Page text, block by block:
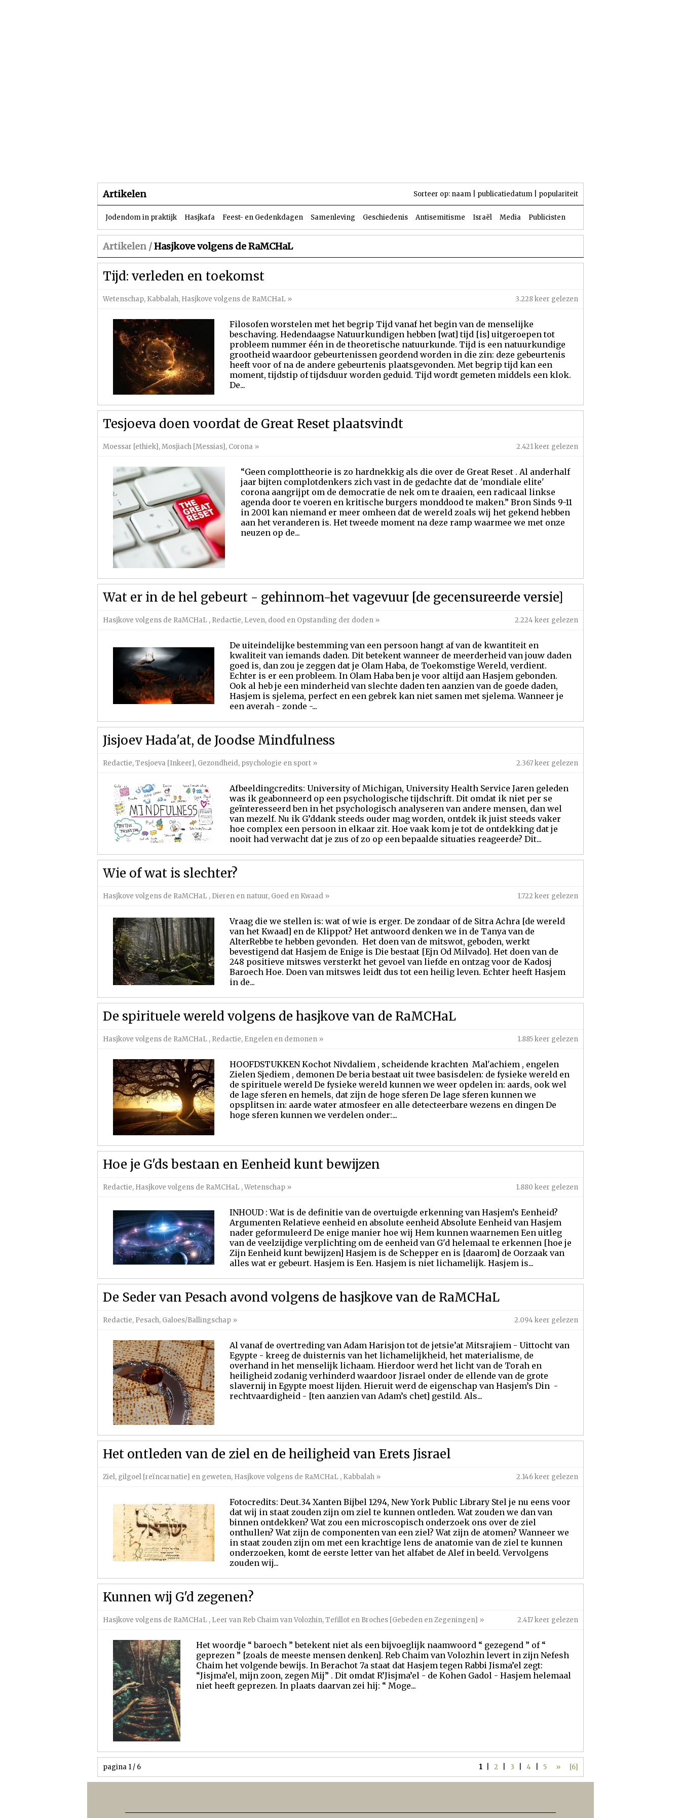
Artikelen Sorteer op: naam publicatiedatum populariteit
Jodendom in praktijk Hasjkafa Feest- en Gedenkdagen Samenleving Geschiedenis Antisemitisme Israël Media Publicisten
Artikelen /Hasjkove volgens de RaMCHaL
Tijd: verleden en toekomst
Wetenschap, Kabbalah, Hasjkove volgens de RaMCHaL » 3.228 keer gelezen
Filosofen worstelen met het begrip Tijd vanaf het begin van de menselijke
beschaving. Hedendaagse Natuurkundigen hebben [wat] tijd [is] uitgeroepen tot
probleem nummer één in de theoretische natuurkunde. Tijd is een natuurkundige
grootheid waardoor gebeurtenissen geordend worden in die zin: deze gebeurtenis
heeft voor of na de andere gebeurtenis plaatsgevonden. Met begrip tijd kan een
moment, tijdstip of tijdsduur worden geduid. Tijd wordt gemeten middels een klok.
De...
Tesjoeva doen voordat de Great Reset plaatsvindt
Moessar [ethiek],Mosjiach [Messias], Corona » 2.421 keer gelezen
“Geen complottheorie is zo hardnekkig als die over de Great Reset . Al anderhalf
jaar bijten complotdenkers zich vast in de gedachte dat de 'mondiale elite'
corona aangrijpt om de democratie de nek om te draaien, een radicaal linkse
agenda door te voeren en kritische burgers monddood te maken.” Bron Sinds 9-11
in 2001 kan niemand er meer omheen dat de wereld zoals wij het gekend hebben
aan het veranderen is. Het tweede moment na deze ramp waarmee we met onze
neuzen op de...
Wat er in de hel gebeurt - gehinnom-het vagevuur [de gecensureerde versie]
Hasjkove volgens de RaMCHaL , Redactie, Leven, dood en Opstanding der doden » 2.224 keer gelezen
De uiteindelijke bestemming van een persoon hangt af van de kwantiteit en
kwaliteit van iemands daden. Dit betekent wanneer de meerderheid van jouw daden
goed is, dan zou je zeggen dat je Olam Haba, de Toekomstige Wereld, verdient.
Echter is er een probleem. In Olam Haba ben je voor altijd aan Hasjem gebonden.
Ook al heb je een minderheid van slechte daden ten aanzien van de goede daden,
Hasjem is sjelema, perfect en een gebrek kan niet samen met sjelema. Wanneer je
een averah - zonde -...
Jisjoev Hada'at, de Joodse Mindfulness
Redactie,Tesjoeva [Inkeer], Gezondheid, psychologie en sport » 2.367 keer gelezen
Afbeeldingcredits: University of Michigan, University Health Service Jaren geleden
was ik geabonneerd op een psychologische tijdschrift. Dit omdat ik niet per se
geïnteresseerd ben in het psychologisch analyseren van andere mensen, dan wel
van mezelf. Nu ik G’ddank steeds ouder mag worden, ontdek ik juist steeds vaker
hoe complex een persoon in elkaar zit. Hoe vaak kom je tot de ontdekking dat je
nooit had verwacht dat je zus of zo op een bepaalde situaties reageerde? Dit...
Wie of wat is slechter?
Hasjkove volgens de RaMCHaL , Dieren en natuur, Goed en Kwaad » 1.722 keer gelezen
Vraag die we stellen is: wat of wie is erger. De zondaar of de Sitra Achra [de wereld
van het Kwaad] en de Klippot? Het antwoord denken we in de Tanya van de
AlterRebbe te hebben gevonden. Het doen van de mitswot, geboden, werkt
bevestigend dat Hasjem de Enige is Die bestaat [Ejn Od Milvado]. Het doen van de
248 positieve mitswes versterkt het gevoel van liefde en ontzag voor de Kadosj
Baroech Hoe. Doen van mitswes leidt dus tot een heilig leven. Echter heeft Hasjem
in de...
De spirituele wereld volgens de hasjkove van de RaMCHaL
Hasjkove volgens de RaMCHaL , Redactie, Engelen en demonen » 1.885 keer gelezen
HOOFDSTUKKEN Kochot Nivdaliem , scheidende krachten Mal'achiem , engelen
Zielen Sjediem , demonen De beria bestaat uit twee basisdelen: de fysieke wereld en
de spirituele wereld De fysieke wereld kunnen we weer opdelen in: aards, ook wel
de lage sferen en hemels, dat zijn de hoge sferen De lage sferen kunnen we
opsplitsen in: aarde water atmosfeer en alle detecteerbare wezens en dingen De
hoge sferen kunnen we verdelen onder:...
Hoe je G'ds bestaan en Eenheid kunt bewijzen
Redactie, Hasjkove volgens de RaMCHaL ,Wetenschap » 1.880 keer gelezen
INHOUD : Wat is de definitie van de overtuigde erkenning van Hasjem’s Eenheid?
Argumenten Relatieve eenheid en absolute eenheid Absolute Eenheid van Hasjem
nader geformuleerd De enige manier hoe wij Hem kunnen waarnemen Een uitleg
van de veelzijdige verplichting om de eenheid van G'd helemaal te erkennen [hoe je
Zijn Eenheid kunt bewijzen] Hasjem is de Schepper en is [daarom] de Oorzaak van
alles wat er gebeurt. Hasjem is Een. Hasjem is niet lichamelijk. Hasjem is...
De Seder van Pesach avond volgens de hasjkove van de RaMCHaL
Redactie, Pesach, Galoes/Ballingschap » 2.094 keer gelezen
Al vanaf de overtreding van Adam Harisjon tot de jetsie’at Mitsrajiem - Uittocht van
Egypte - kreeg de duisternis van het lichamelijkheid, het materialisme, de
overhand in het menselijk lichaam. Hierdoor werd het licht van de Torah en
heiligheid zodanig verhinderd waardoor Jisrael onder de ellende van de grote
slavernij in Egypte moest lijden. Hieruit werd de eigenschap van Hasjem’s Din -
rechtvaardigheid - [ten aanzien van Adam’s chet] gestild. Als...
Het ontleden van de ziel en de heiligheid van Erets Jisrael
Ziel, gilgoel [reïncarnatie] en geweten, Hasjkove volgens de RaMCHaL , Kabbalah » 2.146 keer gelezen
Fotocredits: Deut.34 Xanten Bijbel 1294, New York Public Library Stel je nu eens voor
dat wij in staat zouden zijn om ziel te kunnen ontleden. Wat zouden we dan van
binnen ontdekken? Wat zou een microscopisch onderzoek ons over de ziel
onthullen? Wat zijn de componenten van een ziel? Wat zijn de atomen? Wanneer we
in staat zouden zijn om met een krachtige lens de anatomie van de ziel te kunnen
onderzoeken, komt de eerste letter van het alfabet de Alef in beeld. Vervolgens
zouden wij...
Kunnen wij G'd zegenen?
Hasjkove volgens de RaMCHaL , Leer van Reb Chaim van Volozhin,Tefillot en Broches [Gebeden en Zegeningen] » 2.417 keer gelezen
Het woordje “ baroech ” betekent niet als een bijvoeglijk naamwoord “ gezegend ” of “
geprezen ” [zoals de meeste mensen denken]. Reb Chaim van Volozhin levert in zijn Nefesh
Chaim het volgende bewijs. In Berachot 7a staat dat Hasjem tegen Rabbi Jisma’el zegt:
“Jisjma’el, mijn zoon, zegen Mij” . Dit omdat R’Jisjma’el - de Kohen Gadol - Hasjem helemaal
niet heeft geprezen. In plaats daarvan zei hij: “ Moge...
pagina 1 / 6 1| 2 3 4 5 » [6]